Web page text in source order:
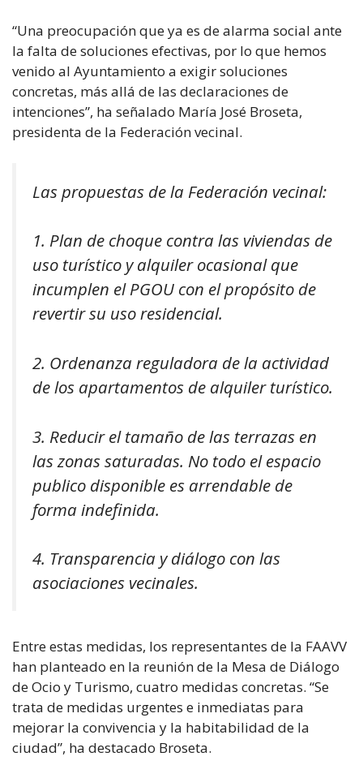
“Una preocupación que ya es de alarma social ante
la falta de soluciones efectivas, por lo que hemos
venido al Ayuntamiento a exigir soluciones
concretas, más allá de las declaraciones de
intenciones”, ha señalado María José Broseta,
presidenta de la Federación vecinal.
Las propuestas de la Federación vecinal:
1. Plan de choque contra las viviendas de
uso turístico y alquiler ocasional que
incumplen el PGOU con el propósito de
revertir su uso residencial.
2. Ordenanza reguladora de la actividad
de los apartamentos de alquiler turístico.
3. Reducir el tamaño de las terrazas en
las zonas saturadas. No todo el espacio
publico disponible es arrendable de
forma indefinida.
4. Transparencia y diálogo con las
asociaciones vecinales.
Entre estas medidas, los representantes de la FAAVV
han planteado en la reunión de la Mesa de Diálogo
de Ocio y Turismo, cuatro medidas concretas. “Se
trata de medidas urgentes e inmediatas para
mejorar la convivencia y la habitabilidad de la
ciudad”, ha destacado Broseta.